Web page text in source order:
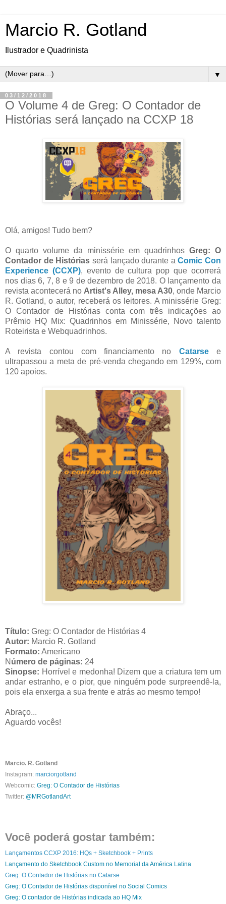
Marcio R. Gotland
Ilustrador e Quadrinista
▼
03/12/2018
O Volume 4 de Greg: O Contador de
Histórias será lançado na CCXP 18
Olá, amigos! Tudo bem?
O quarto volume da minissérie em quadrinhos Greg: O
Contador de Histórias será lançado durante aComic Con
Experience (CCXP), evento de cultura pop que ocorrerá
nos dias 6, 7, 8 e 9 de dezembro de 2018. O lançamento da
revista acontecerá no Artist's Alley, mesa A30, onde Marcio
R. Gotland, o autor, receberá os leitores. A minissérie Greg:
O Contador de Histórias conta com três indicações ao
Prêmio HQ Mix: Quadrinhos em Minissérie, Novo talento
Roteirista e Webquadrinhos.
A revista contou com financiamento no Catarsee
ultrapassou a meta de pré-venda chegando em 129%, com
120 apoios.
Título: Greg: O Contador de Histórias 4
Autor: Marcio R. Gotland
Formato: Americano
N úmero de páginas: 24
Sinopse: Horrível e medonha! Dizem que a criatura tem um
andar estranho, e o pior, que ninguém pode surpreendê-la,
pois ela enxerga a sua frente e atrás ao mesmo tempo!
Abraço...
Aguardo vocês!
Marcio. R. Gotland
Instagram: marciorgotland
Webcomic: Greg: O Contador de Histórias
Twitter: @MRGotlandArt
Você poderá gostar também:
Lançamentos CCXP 2016: HQs + Sketchbook + Prints
Lançamento do Sketchbook Custom no Memorial da América Latina
Greg: O Contador de Histórias no Catarse
Greg: O Contador de Histórias disponível no Social Comics
Greg: O contador de Histórias indicada ao HQ Mix